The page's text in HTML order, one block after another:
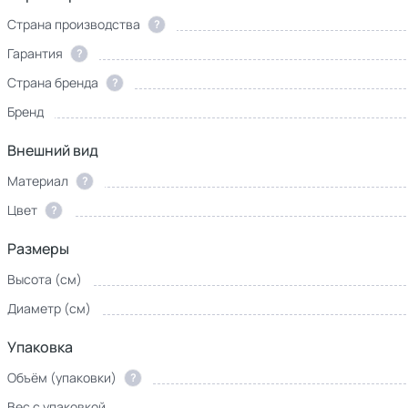
Страна производства ?
Гарантия
?
Страна бренда
?
Бренд
Внешний вид
Материал ?
Цвет
?
Размеры
Высота (см)
Диаметр (см)
Упаковка
Объём (упаковки) ?